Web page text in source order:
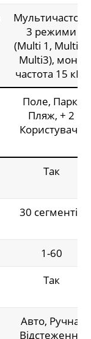
Мультичастота
3 режими
(Multi 1, Multi 2,
Multi3), моно
частота 15 кГц
Поле, Парк,
Пляж, + 2
Користувача
Так
30 сегментів
1-60
Так
Авто, Ручна,
Відстеження